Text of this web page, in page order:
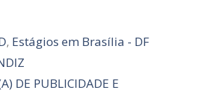
, Estágios em Brasília - DF
DE PUBLICIDADE E